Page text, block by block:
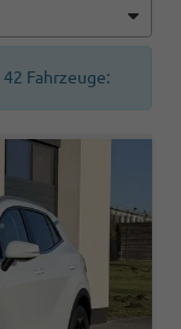
42 Fahrzeuge: